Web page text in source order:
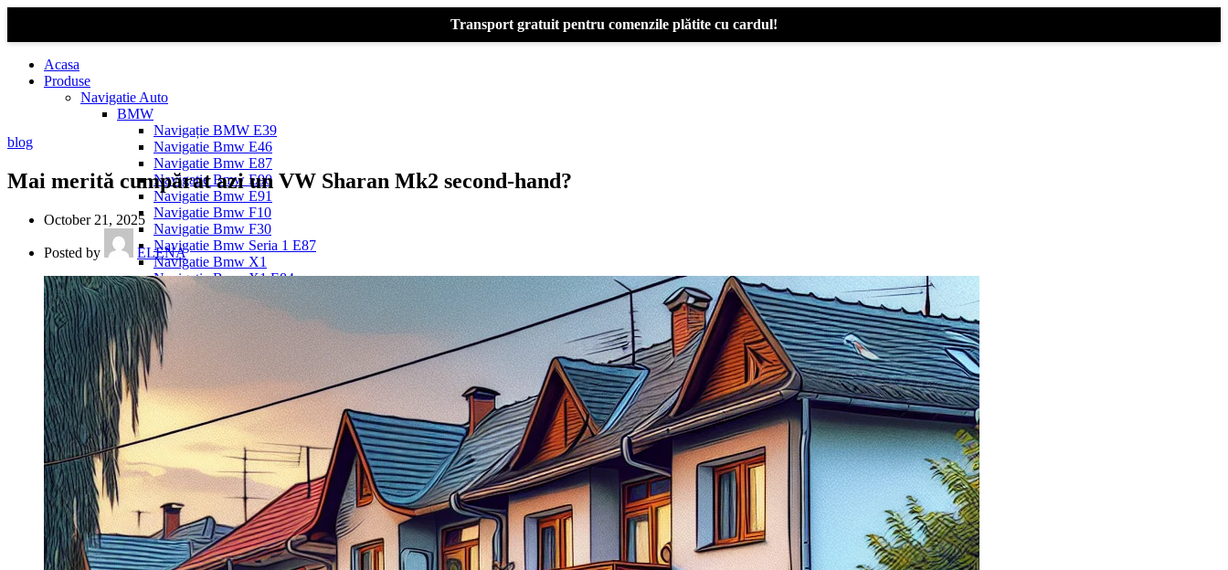
Transport gratuit pentru comenzile plătite cu cardul!
Acasa
Produse
Navigatie Auto
BMW
Navigație BMW E39
Navigatie Bmw E46
Navigatie Bmw E87
Navigatie Bmw E90
Navigatie Bmw E91
Navigatie Bmw F10
Navigatie Bmw F30
Navigatie Bmw Seria 1 E87
Navigatie Bmw X1
Navigatie Bmw X1 E84
Navigatie BMW X3
Navigatie BMW X3 E83
Navigatie BMW X3 f25
Dacia Logan
Navigație Dacia Logan 1 (2004–2012)
Navigație Dacia Logan 2 (2012–2020)
Navigație Dacia Logan 3 (2020–Prezent)
Dacia Duster
Navigatie Duster 2011
Navigatie Duster 2019
Audi
Navigatie Audi A3 8p
Navigatie Audi A4
Navigatie Audi A4 B6
Navigatie Audi A4 B7
Navigatie Audi A4 B8
Navigatie Audi A5
blog
Mai merită cumpărat azi un VW Sharan Mk2 second-hand?
October 21, 2025
Posted by ELENA